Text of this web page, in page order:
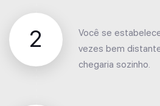
2
Você se
vezes bem
chegaria sozinho.